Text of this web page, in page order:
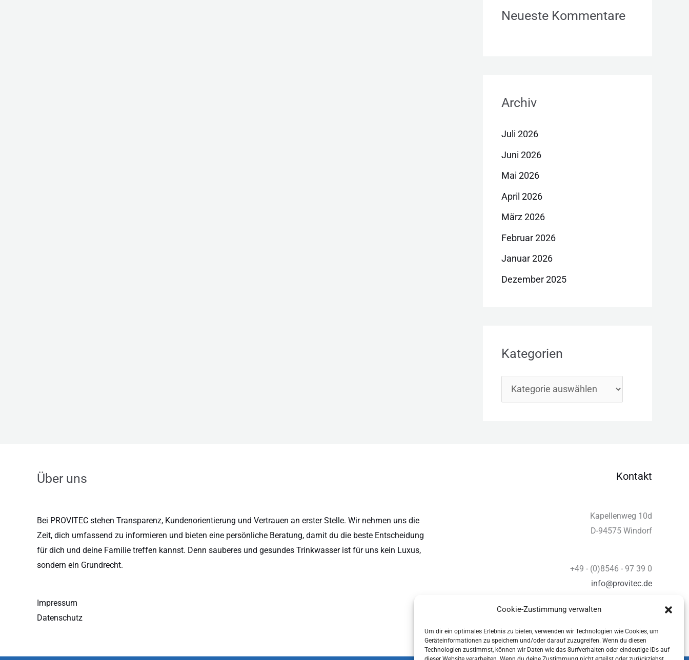
Cookie-Zustimmung verwalten
Um dir ein optimales Erlebnis zu bieten, verwenden wir Technologien wie Cookies, um
Geräteinformationen zu speichern und/oder darauf zuzugreifen. Wenn du diesen
Technologien zustimmst, können wir Daten wie das Surfverhalten oder eindeutige IDs auf
Neueste Kommentare
Archiv
Juli 2026
Juni 2026
Mai 2026
April 2026
März 2026
Februar 2026
Januar 2026
Dezember 2025
Kategorien
Über uns
Bei PROVITEC stehen Transparenz, Kundenorientierung und Vertrauen an erster Stelle. Wir nehmen uns die
Zeit, dich umfassend zu informieren und bieten eine persönliche Beratung, damit du die beste Entscheidung
für dich und deine Familie treffen kannst. Denn sauberes und gesundes Trinkwasser ist für uns kein Luxus,
sondern ein Grundrecht.
Impressum
Datenschutz
Kontakt
Kapellenweg 10d
D-94575 Windorf
+49 - (0)8546 - 97 39 0
info@provitec.de